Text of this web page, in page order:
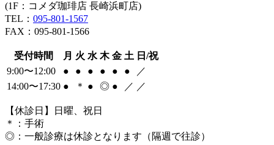
(1F：コメダ珈琲店 長崎浜町店)
TEL： 095-801-1567
FAX：095-801-1566
受付時間 月 火 水 木 金 土 日/祝
9:00〜12:00
● ● ● ● ● ●
／
14:00〜17:30 ● ＊ ● ◎ ● ／ ／
【休診日】日曜、祝日
＊
：手術
◎ ：一般診療は休診となります（隔週で往診）